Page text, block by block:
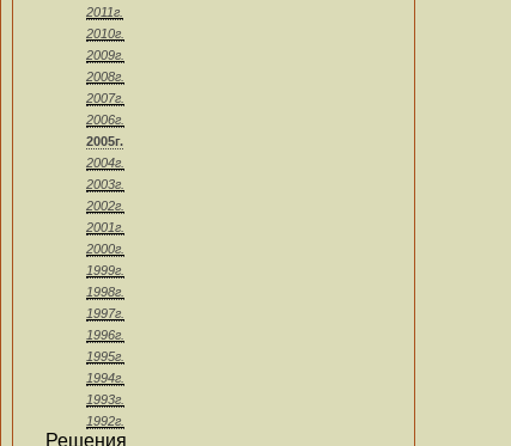
2011г.
2010г.
2009г.
2008г.
2007г.
2006г.
2005г.
2004г.
2003г.
2002г.
2001г.
2000г.
1999г.
1998г.
1997г.
1996г.
1995г.
1994г.
1993г.
1992г.
Решения